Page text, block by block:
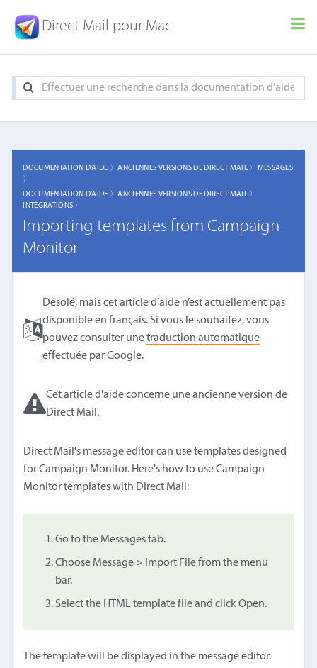
Direct Mail pour Mac
DOCUMENTATION D'AIDE 〉ANCIENNES VERSIONS DE DIRECT MAIL 〉 MESSAGES
〉
DOCUMENTATION D'AIDE 〉ANCIENNES VERSIONS DE DIRECT MAIL 〉
INTÉGRATIONS 〉
Importing templates from Campaign
Monitor
Désolé, mais cet article d’aide n’est actuellement pas
disponible en français. Si vous le souhaitez, vous
pouvez consulter unetraduction automatique
effectuée par Google.
Cet article d'aide concerne une ancienne version de
Direct Mail.
Direct Mail's message editor can use templates designed
for Campaign Monitor. Here's how to use Campaign
Monitor templates with Direct Mail:
Go to the Messages tab.
Choose Message > Import File from the menu
bar.
Select the HTML template file and click Open.
The template will be displayed in the message editor.